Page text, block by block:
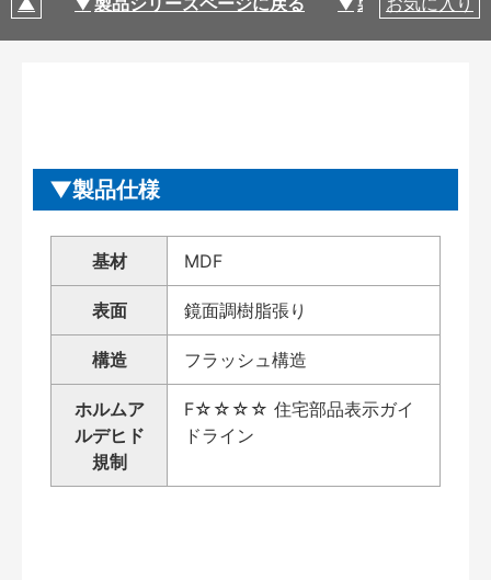
製品仕様
基材 MDF
表面 鏡面調樹脂張り
構造 フラッシュ構造
ホルムア
ルデヒド
規制
F☆☆☆☆ 住宅部品表示ガイ
ドライン